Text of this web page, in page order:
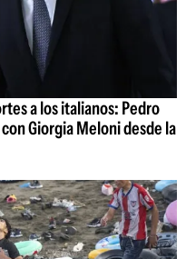
a los italianos: Pedro
Giorgia Meloni desde la